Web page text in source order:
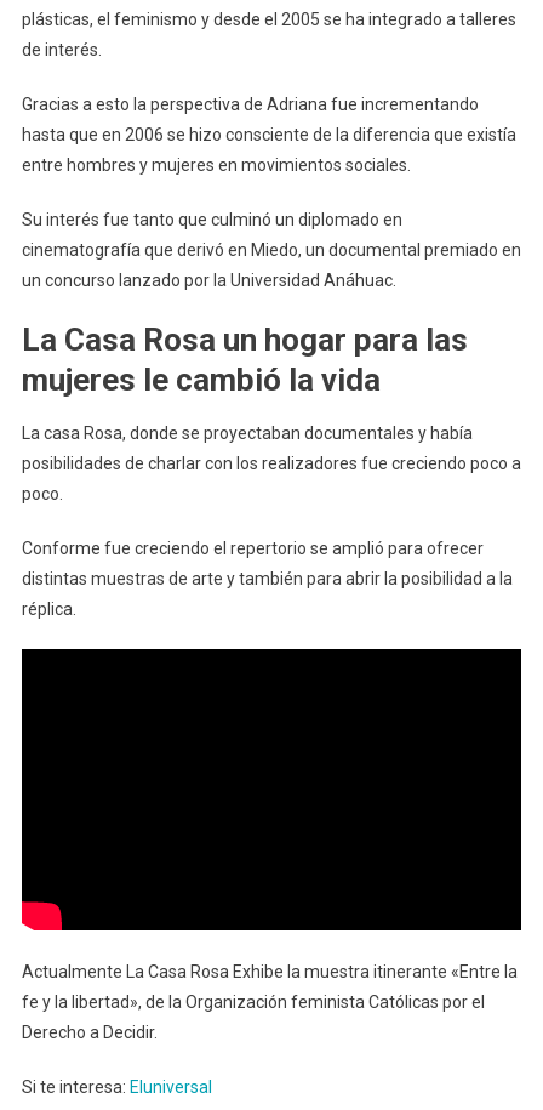
plásticas, el feminismo y desde el 2005 se ha integrado a talleres
de interés.
Gracias a esto la perspectiva de Adriana fue incrementando
hasta que en 2006 se hizo consciente de la diferencia que existía
entre hombres y mujeres en movimientos sociales.
Su interés fue tanto que culminó un diplomado en
cinematografía que derivó en Miedo, un documental premiado en
un concurso lanzado por la Universidad Anáhuac.
La Casa Rosa un hogar para las
mujeres le cambió la vida
La casa Rosa, donde se proyectaban documentales y había
posibilidades de charlar con los realizadores fue creciendo poco a
poco.
Conforme fue creciendo el repertorio se amplió para ofrecer
distintas muestras de arte y también para abrir la posibilidad a la
réplica.
Actualmente La Casa Rosa Exhibe la muestra itinerante «Entre la
fe y la libertad», de la Organización feminista Católicas por el
Derecho a Decidir.
Si te interesa: Eluniversal